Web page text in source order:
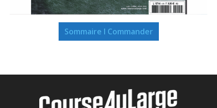
Sommaire I Commander